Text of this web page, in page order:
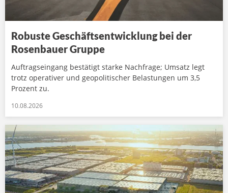
Robuste Geschäftsentwicklung bei der
Rosenbauer Gruppe
Auftragseingang bestätigt starke Nachfrage; Umsatz legt
trotz operativer und geopolitischer Belastungen um 3,5
Prozent zu.
10.08.2026